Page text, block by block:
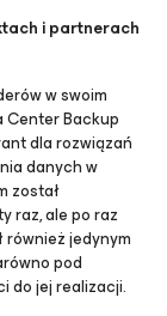
i partnerach
w swoim
Backup
dla rozwiązań
danych w
został
raz, ale po raz
również jedynym
pod
do jej realizacji.